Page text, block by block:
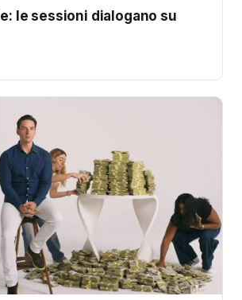
le sessioni dialogano su